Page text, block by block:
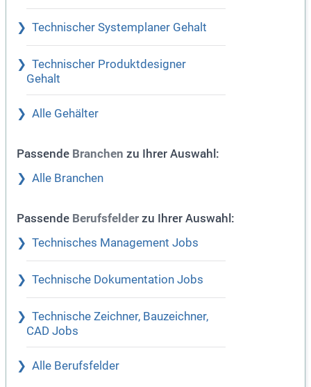
Technischer Systemplaner Gehalt
Technischer Produktdesigner
Gehalt
Alle Gehälter
Passende Branchen zu Ihrer Auswahl:
Alle Branchen
Passende Berufsfelder zu Ihrer Auswahl:
Technisches Management Jobs
Technische Dokumentation Jobs
Technische Zeichner, Bauzeichner,
CAD Jobs
Alle Berufsfelder